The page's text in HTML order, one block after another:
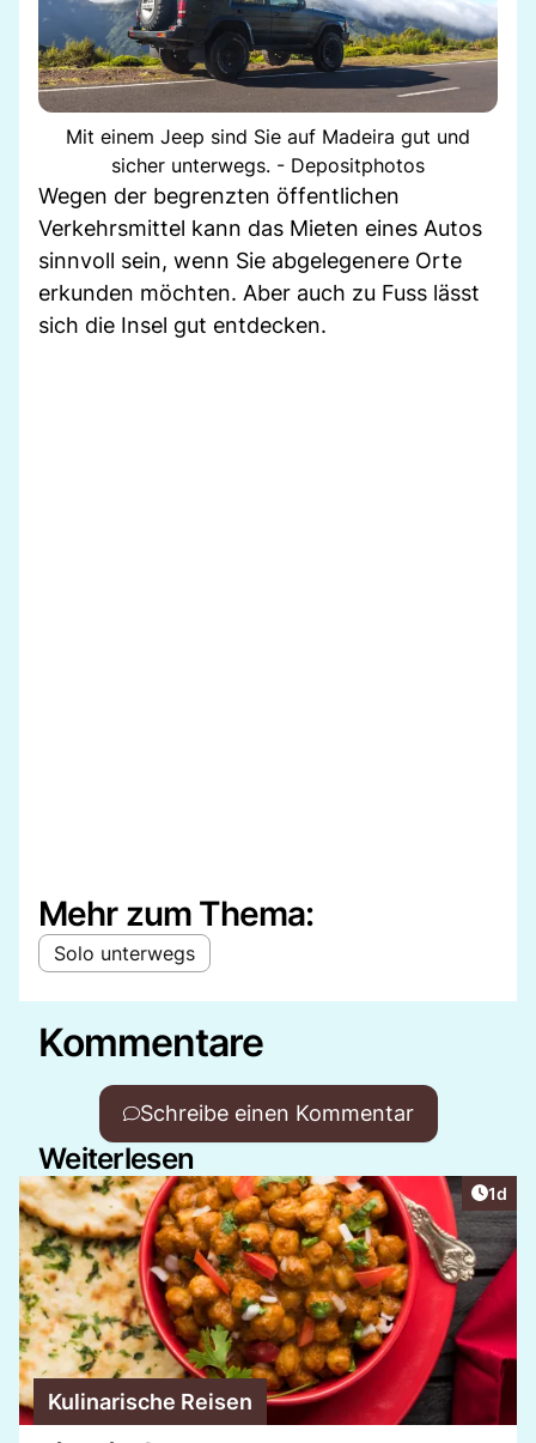
Mit einem Jeep sind Sie auf Madeira gut und
sicher unterwegs. - Depositphotos
Wegen der begrenzten öffentlichen
Verkehrsmittel kann das Mieten eines Autos
sinnvoll sein, wenn Sie abgelegenere Orte
erkunden möchten. Aber auch zu Fuss lässt
sich die Insel gut entdecken.
Mehr zum Thema:
Solo unterwegs
Kommentare
Schreibe einen Kommentar
Weiterlesen
1d
Kulinarische Reisen